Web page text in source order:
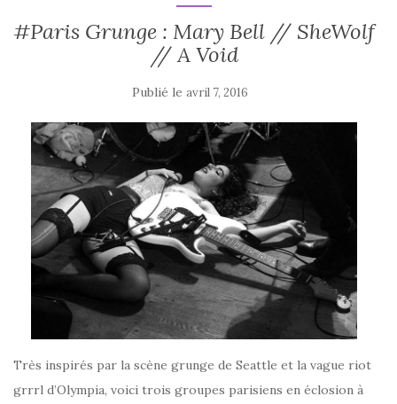
#Paris Grunge : Mary Bell // SheWolf
// A Void
Publié le avril 7, 2016
Très inspirés par la scène grunge de Seattle et la vague riot
grrrl d’Olympia, voici trois groupes parisiens en éclosion à